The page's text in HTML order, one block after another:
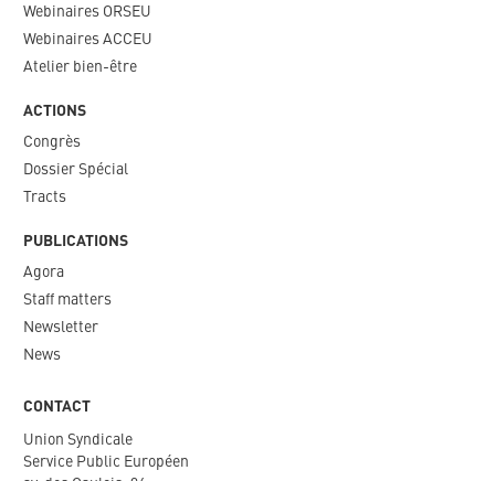
Webinaires ORSEU​
Webinaires ACCEU
Atelier bien-être
ACTIONS
Congrès
Dossier Spécial
Tracts
PUBLICATIONS
Agora
Staff matters
Newsletter​
News
CONTACT
Union Syndicale
Service Public Européen